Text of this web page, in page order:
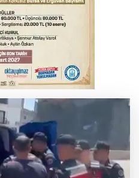
fırtına gibi döndü
altın fiyatları...